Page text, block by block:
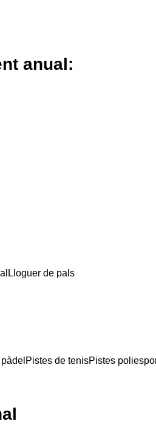
anual:
Lloguer de pals
Pistes de tenisPistes